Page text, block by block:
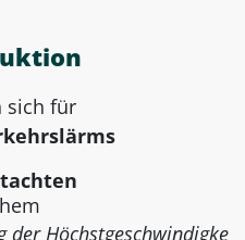
sich für
der Höchstgeschwindigke